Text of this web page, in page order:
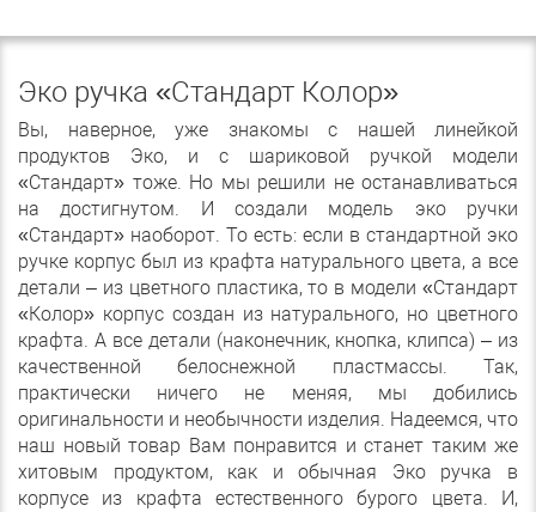
Эко ручка «Стандарт Колор»
Вы, наверное, уже знакомы с нашей линейкой
продуктов Эко, и с шариковой ручкой модели
«Стандарт» тоже. Но мы решили не останавливаться
на достигнутом. И создали модель эко ручки
«Стандарт» наоборот. То есть: если в стандартной эко
ручке корпус был из крафта натурального цвета, а все
детали – из цветного пластика, то в модели «Стандарт
«Колор» корпус создан из натурального, но цветного
крафта. А все детали (наконечник, кнопка, клипса) – из
качественной белоснежной пластмассы. Так,
практически ничего не меняя, мы добились
оригинальности и необычности изделия. Надеемся, что
наш новый товар Вам понравится и станет таким же
хитовым продуктом, как и обычная Эко ручка в
корпусе из крафта естественного бурого цвета. И,